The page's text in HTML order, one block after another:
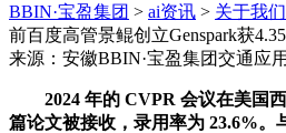
BBIN·宝盈集团 > ai资讯 > 关于我们
前百度高管景鲲创立Genspark获
来源：安徽BBIN·宝盈集团交通应
2024 年的 CVPR 会议在美国西
篇论文被接收，录用率为 23.6%。